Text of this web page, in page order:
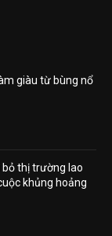
giàu từ bùng nổ
bỏ thị trường lao
khủng hoảng